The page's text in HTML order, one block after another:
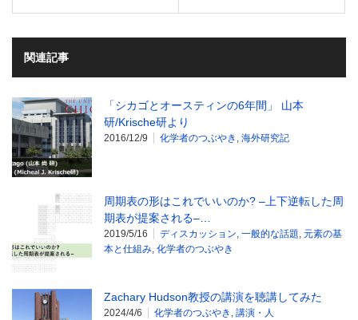
関連記事
「シカゴとオースティンの6年間」 山本
研/Krische研より
2016/12/9 化学者のつぶやき , 海外研究記
周期表の形はこれでいいのか? –上下逆転した周
期表が提案される–…
2019/5/16 ディスカッション, 一般的な話題, 元素の基
本と仕組み, 化学者のつぶやき
Zachary Hudson教授の講演を聴講してみた
2024/4/6 化学者のつぶやき , 講演・人